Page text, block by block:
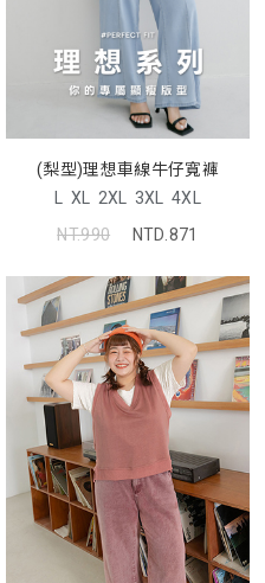
(梨型)理想車線牛仔寬褲
L XL 2XL 3XL 4XL
NT.990
NTD.871